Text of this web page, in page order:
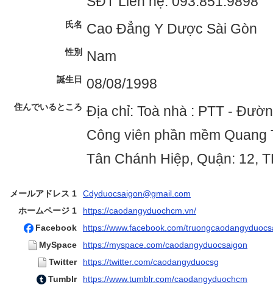
氏名 Cao Đẳng Y Dược Sài Gòn
性別 Nam
誕生日 08/08/1998
住んでいるところ Địa chỉ: Toà nhà : PTT -
Công viên phần mềm Quang
Tân Chánh Hiệp, Quận: 12,
メールアドレス 1
Cdyduocsaigon@gmail.com
ホームページ 1
https://caodangyduochcm.vn/
Facebook
https://www.facebook.com/
MySpace
https://myspace.com/caodangyduocsaigon
Twitter
https://twitter.com/caodangyduocsg
Tumblr
https://www.tumblr.com/caodangyduochcm